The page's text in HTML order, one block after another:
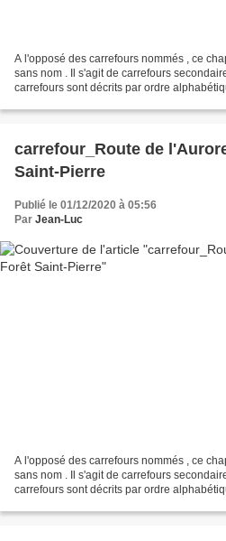
A l'opposé des carrefours nommés , ce
sans nom . Il s'agit de carrefours
carrefours sont décrits par ordre
carrefour_Route de
Saint-Pierre
Publié le 01/12/2020 à 05:56
Par Jean-Luc
A l'opposé des carrefours nommés , ce
sans nom . Il s'agit de carrefours
carrefours sont décrits par ordre